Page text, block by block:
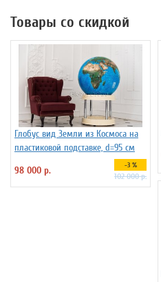
Товары со скидкой
Глобус вид Земли из Космоса на
пластиковой подставке, d=95 см
98 000 р.
-3 %
102 000 р.